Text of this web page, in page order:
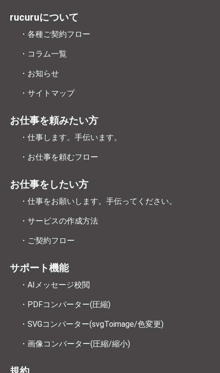
rucuruについて
・各種ご契約フロー
・コラム一覧
・お知らせ
・サイトマップ
お仕事を頼みたい方
・仕事します。手伝います。
・お仕事を頼むフロー
お仕事をしたい方
・仕事をお願いします。手伝ってください。
・サービスの作成方法
・ご契約フロー
サポート機能
・AIメッセージ校閲
・PDFコンバーター(圧縮)
・SVGコンバーター(svgToimage/色変更)
・画像コンバーター(圧縮/縮小)